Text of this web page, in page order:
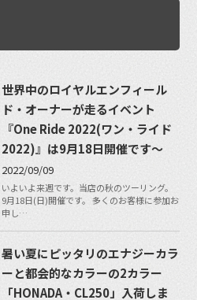
世界中のロイヤルエンフィール
ド・オーナーが走るイベント
『One Ride 2022(ワン・ライド
2022)』は9月18日開催です〜
2022/09/09
いよいよ来週です。当店の秋のツーリング。
9月18日(日)開催です。 多くのお客様に参加お
申し…
暑い夏にピッタリのエナジーカラ
ーと都会的なカラーの2カラー
「HONADA・CL250」入荷しま